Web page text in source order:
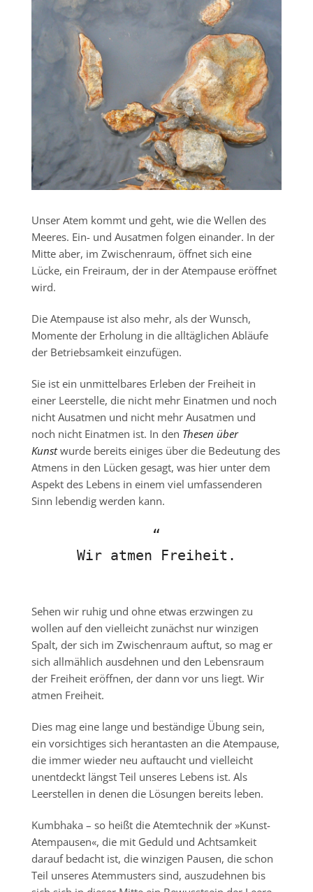
Unser Atem kommt und geht, wie die Wellen des
Meeres. Ein- und Ausatmen folgen einander. In der
Mitte aber, im Zwischenraum, öffnet sich eine
Lücke, ein Freiraum, der in der Atempause eröffnet
wird.
Die Atempause ist also mehr, als der Wunsch,
Momente der Erholung in die alltäglichen Abläufe
der Betriebsamkeit einzufügen.
Sie ist ein unmittelbares Erleben der Freiheit in
einer Leerstelle, die nicht mehr Einatmen und noch
nicht Ausatmen und nicht mehr Ausatmen und
noch nicht Einatmen ist. In den Thesen über
Kunstwurde bereits einiges über die Bedeutung des
Atmens in den Lücken gesagt, was hier unter dem
Aspekt des Lebens in einem viel umfassenderen
Sinn lebendig werden kann.
Wir atmen Freiheit.
Sehen wir ruhig und ohne etwas erzwingen zu
wollen auf den vielleicht zunächst nur winzigen
Spalt, der sich im Zwischenraum auftut, so mag er
sich allmählich ausdehnen und den Lebensraum
der Freiheit eröffnen, der dann vor uns liegt. Wir
atmen Freiheit.
Dies mag eine lange und beständige Übung sein,
ein vorsichtiges sich herantasten an die Atempause,
die immer wieder neu auftaucht und vielleicht
unentdeckt längst Teil unseres Lebens ist. Als
Leerstellen in denen die Lösungen bereits leben.
Kumbhaka – so heißt die Atemtechnik der »Kunst-
Atempausen«, die mit Geduld und Achtsamkeit
darauf bedacht ist, die winzigen Pausen, die schon
Teil unseres Atemmusters sind, auszudehnen bis